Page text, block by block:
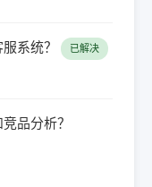
系统？ 已解决
品分析？